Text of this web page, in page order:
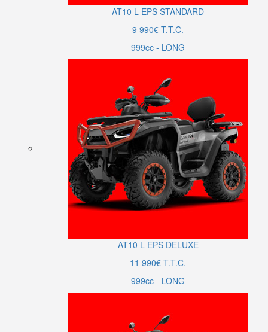
AT10 L EPS STANDARD
9 990€ T.T.C.
999cc - LONG
AT10 L EPS DELUXE
11 990€ T.T.C.
999cc - LONG